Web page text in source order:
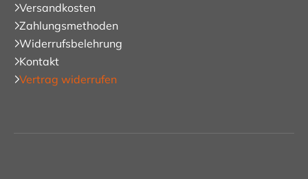
Versandkosten
Zahlungsmethoden
Widerrufsbelehrung
Kontakt
Vertrag widerrufen